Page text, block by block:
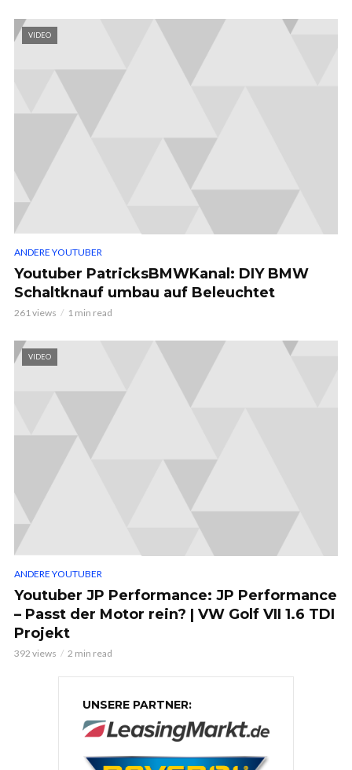
VIDEO
ANDERE YOUTUBER
Youtuber PatricksBMWKanal: DIY BMW
Schaltknauf umbau auf Beleuchtet
261 views 1 min read
VIDEO
ANDERE YOUTUBER
Youtuber JP Performance: JP Performance
– Passt der Motor rein? | VW Golf VII 1.6 TDI
Projekt
392 views 2 min read
UNSERE PARTNER: